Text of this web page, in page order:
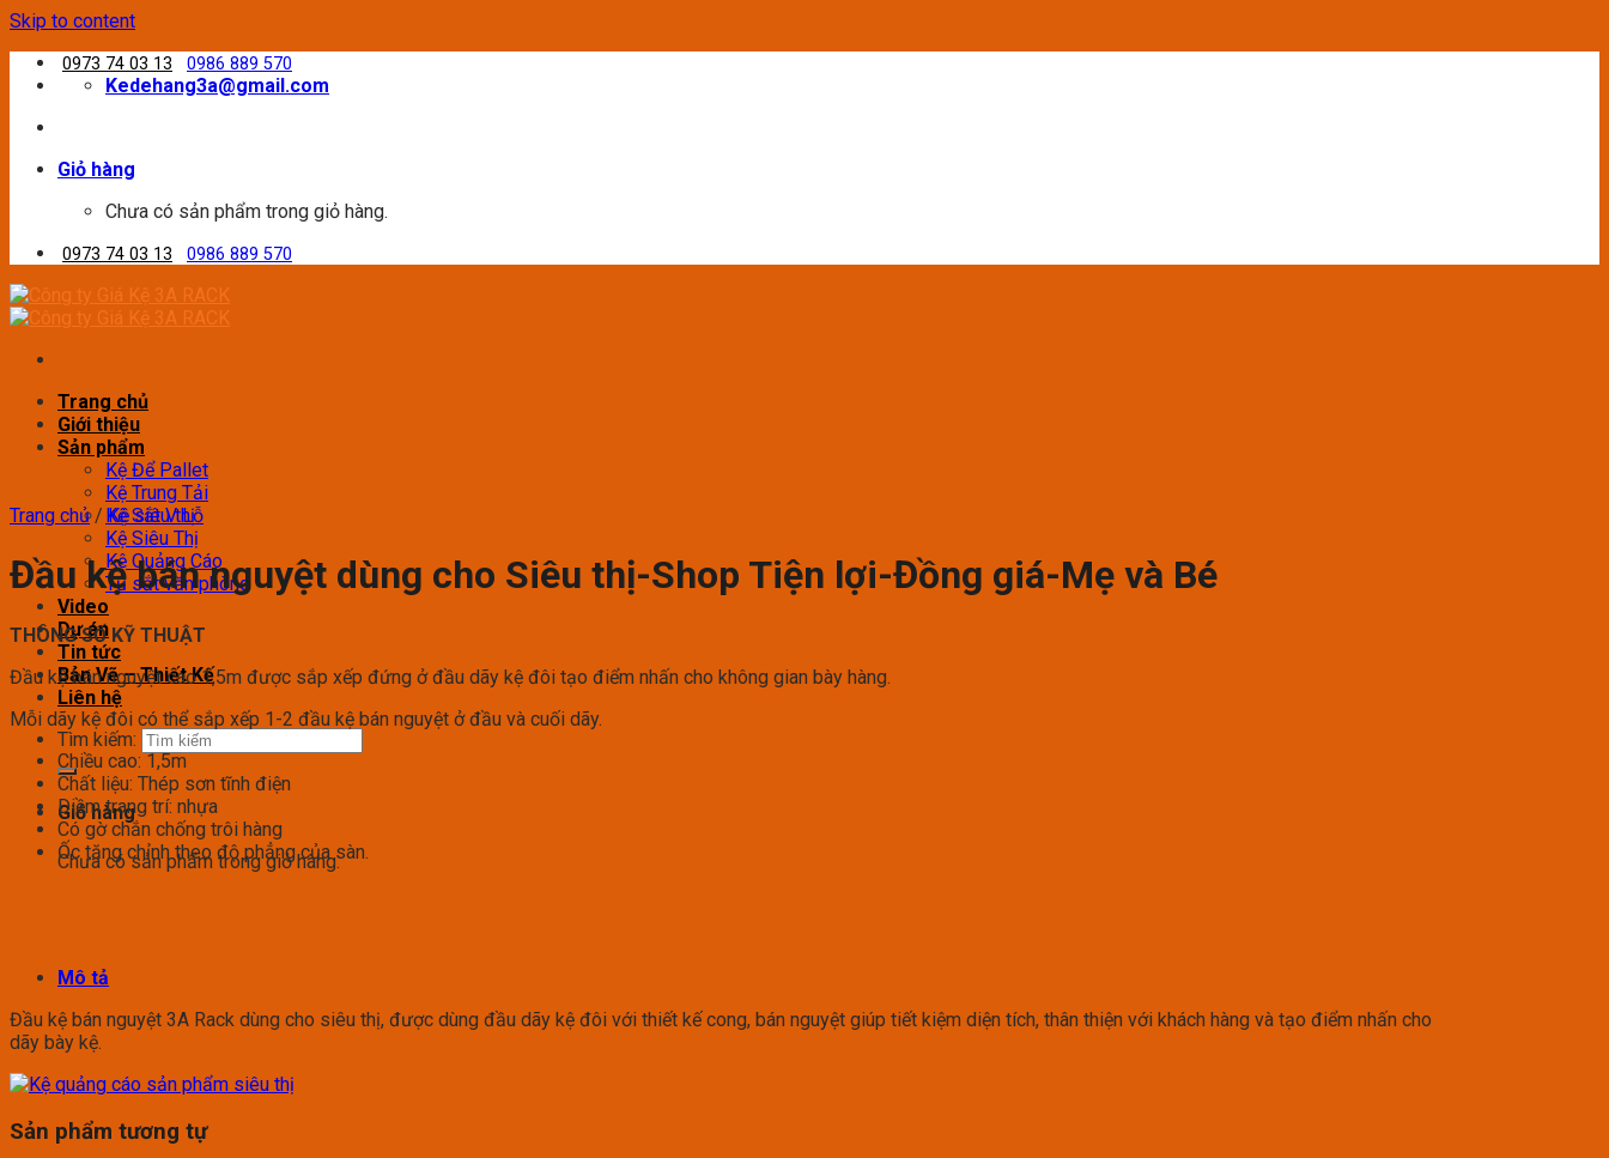
Skip to content
0973 74 03 13 0986 889 570
Kedehang3a@gmail.com
Giỏ hàng
Chưa có sản phẩm trong giỏ hàng.
0973 74 03 13 0986 889 570
Trang chủ
Giới thiệu
Sản phẩm
Kệ Để Pallet
Kệ Trung Tải
Kệ Sắt V Lỗ
Kệ Siêu Thị
Kệ Quảng Cáo
Tủ sắt văn phòng
Video
Dự án
Tin tức
Bản Vẽ – Thiết Kế
Liên hệ
Tìm kiếm:
Giỏ hàng
Chưa có sản phẩm trong giỏ hàng.
Trang chủ / Kệ siêu thị
Đầu kệ bán nguyệt dùng cho Siêu thị-Shop Tiện lợi-Đồng giá-Mẹ và Bé
THÔNG SỐ KỸ THUẬT
Đầu kệ bán nguyệt cao 1,5m được sắp xếp đứng ở đầu dãy kệ đôi tạo điểm nhấn cho không gian bày hàng.
Mỗi dãy kệ đôi có thể sắp xếp 1-2 đầu kệ bán nguyệt ở đầu và cuối dãy.
Chiều cao: 1,5m
Chất liệu: Thép sơn tĩnh điện
Diềm trang trí: nhựa
Có gờ chắn chống trôi hàng
Ốc tăng chỉnh theo độ phẳng của sàn.
Mô tả
Đầu kệ bán nguyệt 3A Rack dùng cho siêu thị, được dùng đầu dãy kệ đôi với thiết kế cong, bán nguyệt giúp tiết kiệm diện tích, thân thiện với khách hàng và tạo điểm nhấn cho
dãy bày kệ.
Sản phẩm tương tự